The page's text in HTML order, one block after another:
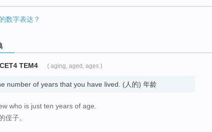
数字表达？
CET4 TEM4 ( aging, aged, ages )
number of years that you have lived. (人的) 年龄
who is just ten years of age.
侄子。